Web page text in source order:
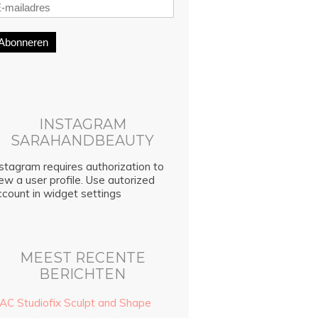
INSTAGRAM
SARAHANDBEAUTY
requires authorization to
a user profile. Use autorized
in widget settings
MEEST RECENTE
BERICHTEN
Studiofix Sculpt and Shape